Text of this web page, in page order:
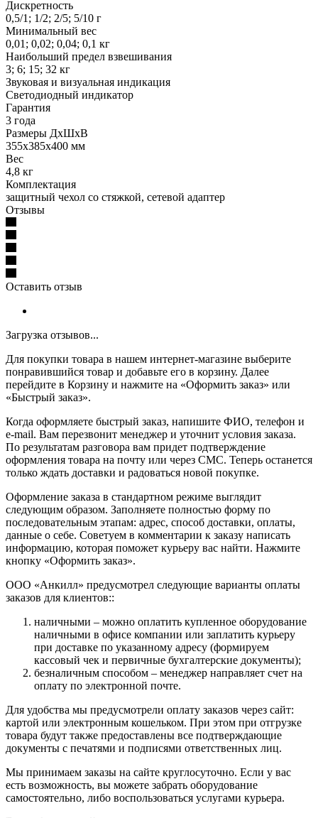
Дискретность
0,5/1; 1/2; 2/5; 5/10 г
Минимальный вес
0,01; 0,02; 0,04; 0,1 кг
Наибольший предел взвешивания
3; 6; 15; 32 кг
Звуковая и визуальная индикация
Светодиодный индикатор
Гарантия
3 года
Размеры ДхШхВ
355х385х400 мм
Вес
4,8 кг
Комплектация
защитный чехол со стяжкой, сетевой адаптер
Отзывы
Оставить отзыв
Загрузка отзывов...
Для покупки товара в нашем интернет-магазине выберите
понравившийся товар и добавьте его в корзину. Далее
перейдите в Корзину и нажмите на «Оформить заказ» или
«Быстрый заказ».
Когда оформляете быстрый заказ, напишите ФИО, телефон и
e-mail. Вам перезвонит менеджер и уточнит условия заказа.
По результатам разговора вам придет подтверждение
оформления товара на почту или через СМС. Теперь останется
только ждать доставки и радоваться новой покупке.
Оформление заказа в стандартном режиме выглядит
следующим образом. Заполняете полностью форму по
последовательным этапам: адрес, способ доставки, оплаты,
данные о себе. Советуем в комментарии к заказу написать
информацию, которая поможет курьеру вас найти. Нажмите
кнопку «Оформить заказ».
ООО «Анкилл» предусмотрел следующие варианты оплаты
заказов для клиентов::
наличными – можно оплатить купленное оборудование
наличными в офисе компании или заплатить курьеру
при доставке по указанному адресу (формируем
кассовый чек и первичные бухгалтерские документы);
безналичным способом – менеджер направляет счет на
оплату по электронной почте.
Для удобства мы предусмотрели оплату заказов через сайт:
картой или электронным кошельком. При этом при отгрузке
товара будут также предоставлены все подтверждающие
документы с печатями и подписями ответственных лиц.
Мы принимаем заказы на сайте круглосуточно. Если у вас
есть возможность, вы можете забрать оборудование
самостоятельно, либо воспользоваться услугами курьера.